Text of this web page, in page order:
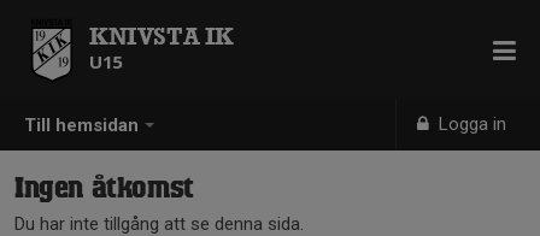
Till hemsidan Logga in
KNIVSTA IK
U15
Ingen åtkomst
Du har inte tillgång att se denna sida.